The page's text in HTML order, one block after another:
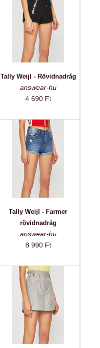
Tally Weijl - Rövidnadrág
answear-hu
4 690 Ft
Tally Weijl - Farmer
rövidnadrág
answear-hu
8 990 Ft